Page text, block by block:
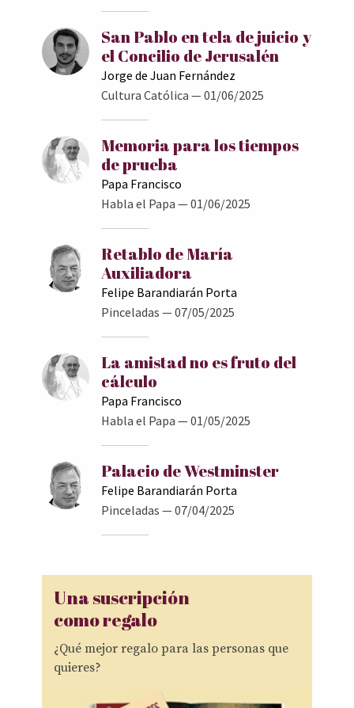
San Pablo en tela de juicio y
el Concilio de Jerusalén
Jorge de Juan Fernández
Cultura Católica — 01/06/2025
Memoria para los tiempos
de prueba
Papa Francisco
Habla el Papa — 01/06/2025
Retablo de María
Auxiliadora
Felipe Barandiarán Porta
Pinceladas — 07/05/2025
La amistad no es fruto del
cálculo
Papa Francisco
Habla el Papa — 01/05/2025
Palacio de Westminster
Felipe Barandiarán Porta
Pinceladas — 07/04/2025
Una suscripción
como regalo
¿Qué mejor regalo para las personas que
quieres?